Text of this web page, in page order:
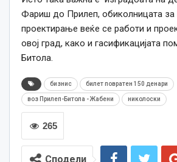
Фариш до Прилеп, обиколницата за
проектирање веќе се работи и
овој град, како и гасификацијата
Битола.
бизнис билет повратен 150 денари
воз Прилеп-Битола - Жабени николоски
265
Сподели